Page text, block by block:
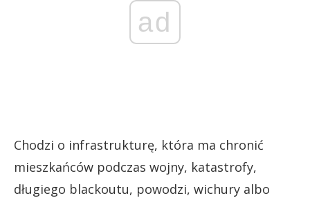
ad
Chodzi o infrastrukturę, która ma chronić
mieszkańców podczas wojny, katastrofy,
długiego blackoutu, powodzi, wichury albo